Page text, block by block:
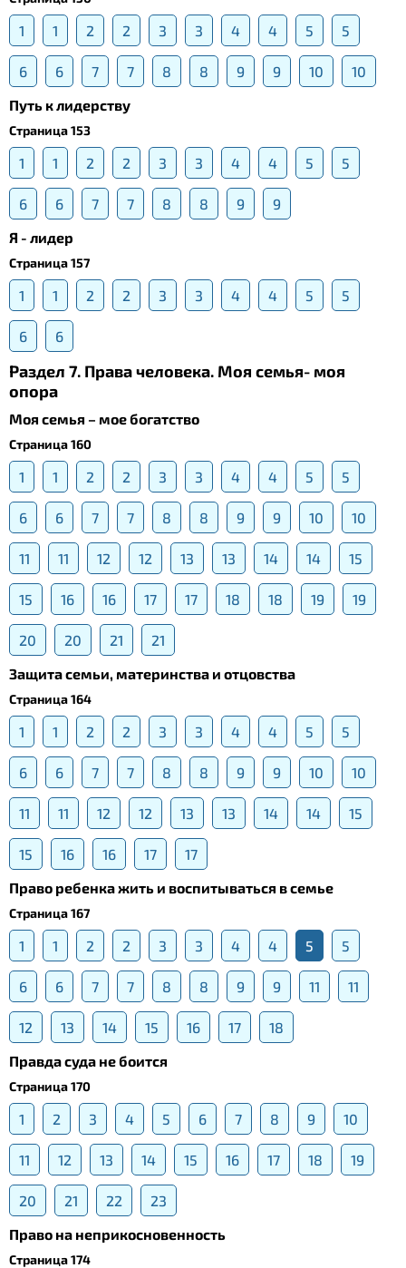
1 1 2 2 3 3 4 4 5 5
6 6 7 7 8 8 9 9 10
10
Путь к лидерству
Страница 153
1 1 2 2 3 3 4 4 5 5
6 6 7 7 8 8 9
9
Я - лидер
Страница 157
1 1 2 2 3 3 4 4 5 5
6 6
Раздел 7. Права человека. Моя семья- моя
опора
Моя семья – мое богатство
Страница 160
1 1 2 2 3 3 4 4 5 5
6 6 7 7 8 8 9 9 10 10
11 11 12 12 13 13 14 14 15
15 16 16 17 17 18 18 19 19
20 20 21
21
Защита семьи, материнства и отцовства
Страница 164
1 1 2 2 3 3 4 4 5 5
6 6 7 7 8 8 9 9 10 10
11 11 12 12 13 13 14 14 15
15 16 16 17
17
Право ребенка жить и воспитываться в семье
Страница 167
1 1 2 2 3 3 4 4 5 5
6 6 7 7 8 8 9 9 11 11
12 13 14 15 16 17
18
Правда суда не боится
Страница 170
1 2 3 4 5 6 7 8 9 10
11 12 13 14 15 16 17 18 19
20 21 22
23
Право на неприкосновенность
Страница 174